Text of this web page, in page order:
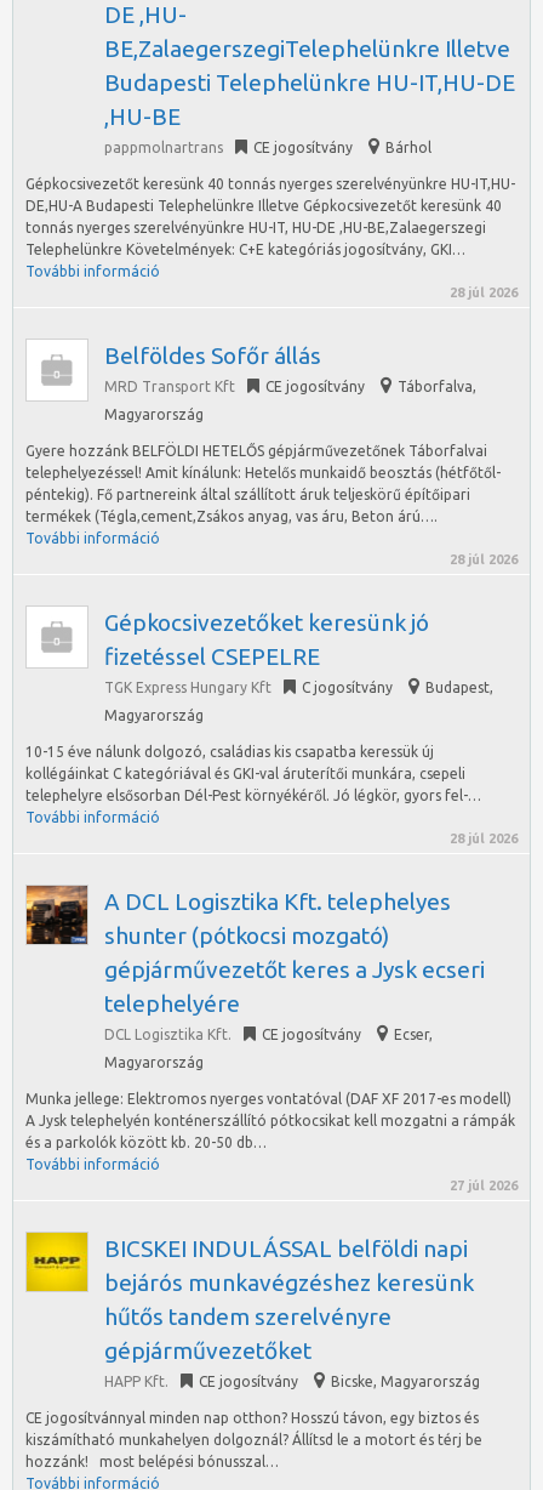
DE ,HU-
BE,ZalaegerszegiTelephelünkre Illetve
Budapesti Telephelünkre HU-IT,HU-DE
,HU-BE
pappmolnartrans CE jogosítvány Bárhol
Gépkocsivezetőt keresünk 40 tonnás nyerges szerelvényünkre HU-IT,HU-
DE,HU-A Budapesti Telephelünkre Illetve Gépkocsivezetőt keresünk 40
tonnás nyerges szerelvényünkre HU-IT, HU-DE ,HU-BE,Zalaegerszegi
Telephelünkre Követelmények: C+E kategóriás jogosítvány, GKI…
További információ
28 júl 2026
Belföldes Sofőr állás
MRD Transport Kft CE jogosítvány Táborfalva,
Magyarország
Gyere hozzánk BELFÖLDI HETELŐS gépjárművezetőnek Táborfalvai
telephelyezéssel! Amit kínálunk: Hetelős munkaidő beosztás (hétfőtől-
péntekig). Fő partnereink által szállított áruk teljeskörű építőipari
termékek (Tégla,cement,Zsákos anyag, vas áru, Beton árú….
További információ
28 júl 2026
Gépkocsivezetőket keresünk jó
fizetéssel CSEPELRE
TGK Express Hungary Kft C jogosítvány Budapest,
Magyarország
10-15 éve nálunk dolgozó, családias kis csapatba keressük új
kollégáinkat C kategóriával és GKI-val áruterítői munkára, csepeli
telephelyre elsősorban Dél-Pest környékéről. Jó légkör, gyors fel-…
További információ
28 júl 2026
A DCL Logisztika Kft. telephelyes
shunter (pótkocsi mozgató)
gépjárművezetőt keres a Jysk ecseri
telephelyére
DCL Logisztika Kft. CE jogosítvány Ecser,
Magyarország
Munka jellege: Elektromos nyerges vontatóval (DAF XF 2017-es modell)
A Jysk telephelyén konténerszállító pótkocsikat kell mozgatni a rámpák
és a parkolók között kb. 20-50 db…
További információ
27 júl 2026
BICSKEI INDULÁSSAL belföldi napi
bejárós munkavégzéshez keresünk
hűtős tandem szerelvényre
gépjárművezetőket
HAPP Kft. CE jogosítvány Bicske, Magyarország
CE jogosítvánnyal minden nap otthon? Hosszú távon, egy biztos és
kiszámítható munkahelyen dolgoznál? Állítsd le a motort és térj be
hozzánk! most belépési bónusszal…
További információ